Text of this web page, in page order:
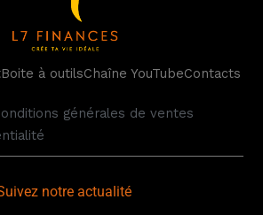
Boite à outilsChaîne YouTubeContacts
générales de ventes
notre actualité